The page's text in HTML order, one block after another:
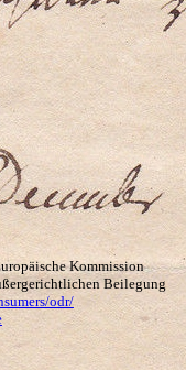
Kommission
Beilegung
odr/